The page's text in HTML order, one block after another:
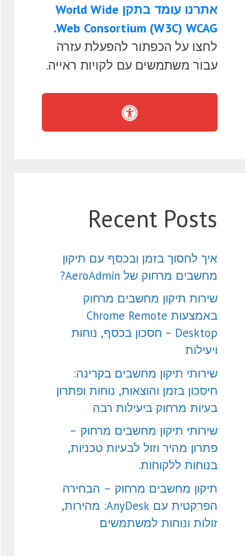
אתרנו עומד בתקן World Wide
Web Consortium (W3C) WCAG.
לחצו על הכפתור להפעלת עזרה
עבור משתמשים עם לקויות ראייה.
Recent Posts
איך לחסוך בזמן ובכסף עם תיקון
מחשבים מרחוק של AeroAdmin?
שירות תיקון מחשבים מרחוק
באמצעות Chrome Remote
Desktop – חסכון בכסף, נוחות
ויעילות
שירותי תיקון מחשבים בקרינה:
חיסכון בזמן והוצאות, נוחות ופתרון
בעיות מרחוק ביעילות רבה
שירותי תיקון מחשבים מרחוק –
פתרון מהיר וזול לבעיות טכניות,
בנוחות ללקוחות.
תיקון מחשבים מרחוק – הבחירה
הפרקטית עם AnyDesk: מהירות,
זולות ונוחות למשתמשים